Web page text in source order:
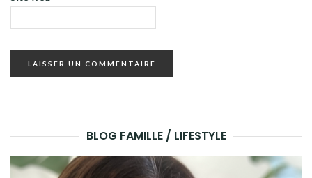
BLOG FAMILLE / LIFESTYLE